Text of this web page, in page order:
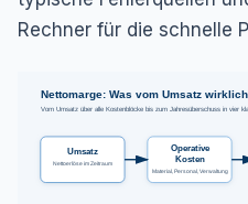
Rechner für die schnelle
Nettomarge: Was vom Umsatz
Vom Umsatz über alle Kostenblöcke bis zum Jahresüberschuss in vier
Umsatz
Nettoerlöse im Zeitraum
Operative
Kosten
Material, Personal, Verwaltung